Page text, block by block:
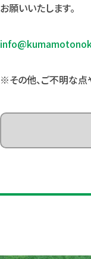
お願いいたします。
※その他、ご不明な点